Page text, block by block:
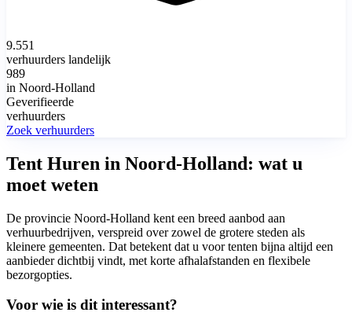
9.551
verhuurders landelijk
989
in Noord-Holland
Geverifieerde
verhuurders
Zoek verhuurders
Tent Huren in Noord-Holland: wat u
moet weten
De provincie Noord-Holland kent een breed aanbod aan
verhuurbedrijven, verspreid over zowel de grotere steden als
kleinere gemeenten. Dat betekent dat u voor tenten bijna altijd een
aanbieder dichtbij vindt, met korte afhalafstanden en flexibele
bezorgopties.
Voor wie is dit interessant?